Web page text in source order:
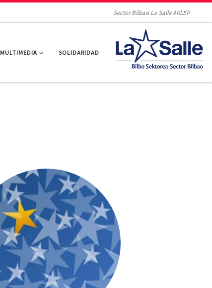
Sector Bilbao La Salle ARLEP
MULTIMEDIA SOLIDARIDAD